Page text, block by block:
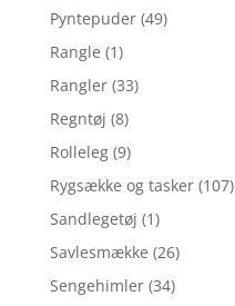
Pyntepuder (49)
Rangle (1)
Rangler (33)
Regntøj (8)
Rolleleg (9)
Rygsække og tasker (107)
Sandlegetøj (1)
Savlesmække (26)
Sengehimler (34)